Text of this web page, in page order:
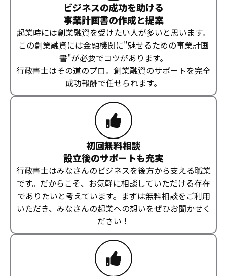
ビジネスの成功を助ける
事業計画書の作成と提案
起業時には創業融資を受けたい人が多いと思います。
この創業融資には金融機関に"魅せるための事業計画
書"が必要でコツがあります。
行政書士はその道のプロ。創業融資のサポートを完全
成功報酬で任せられます。
初回無料相談
設立後のサポートも充実
行政書士はみなさんのビジネスを後方から支える職業
です。だからこそ、お気軽に相談していただける存在
でありたいと考えています。まずは無料相談をご利用
いただき、みなさんの起業への想いをぜひお聞かせく
ださい！